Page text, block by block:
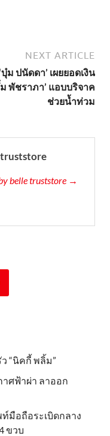
NEXT ARTICLE
บุ๋ม ปนัดดา’ เผยยอดเงิน
ม พัชราภา’ แอบบริจาค
ช่วยน้ำท่วม
belle truststore →
“นิคกี้ พลิ้ม”
าศฟ้าผ่า ลาออก
มือถือระเบิดกลาง
ขวบ